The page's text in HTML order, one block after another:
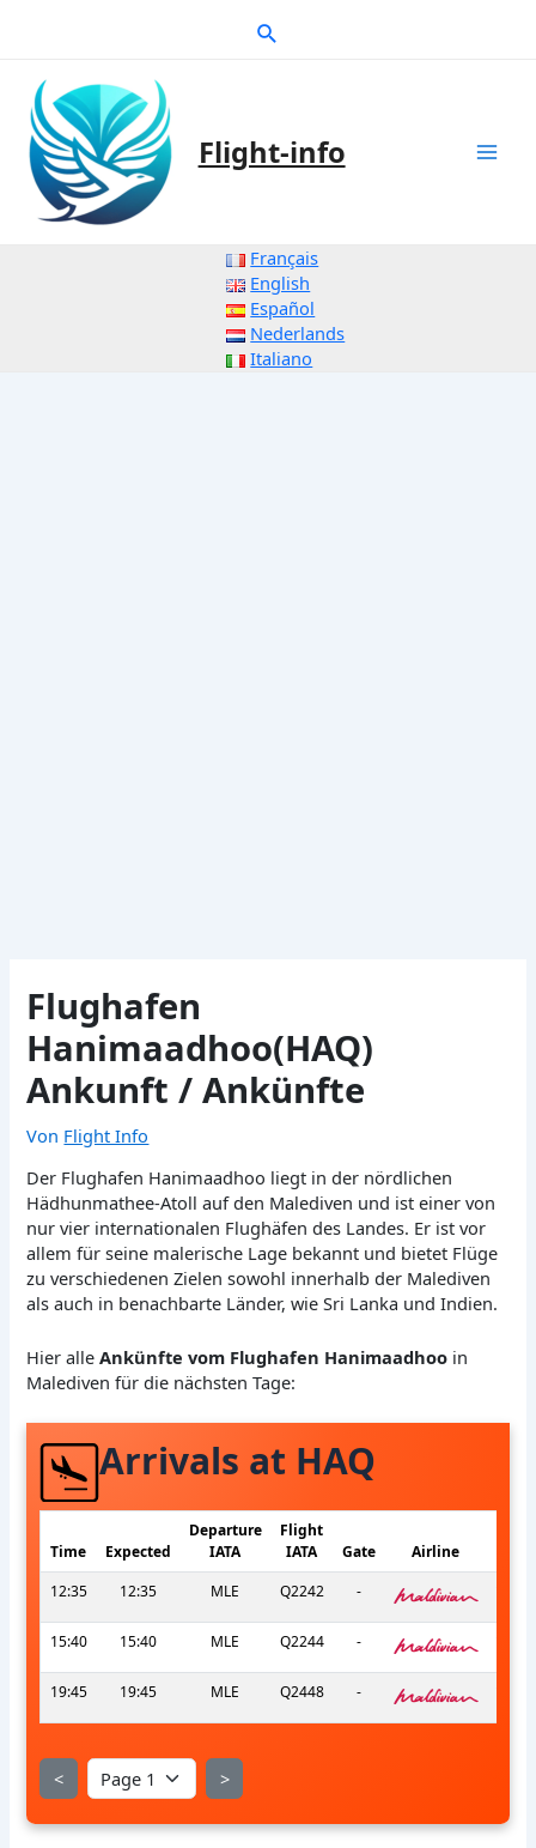
Suche
Flight-info
Français
English
Español
Nederlands
Italiano
Flughafen
Hanimaadhoo(HAQ)
Ankunft / Ankünfte
Von Flight Info
Der Flughafen Hanimaadhoo liegt in der nördlichen
Hädhunmathee-Atoll auf den Malediven und ist einer von
nur vier internationalen Flughäfen des Landes. Er ist vor
allem für seine malerische Lage bekannt und bietet Flüge
zu verschiedenen Zielen sowohl innerhalb der Malediven
als auch in benachbarte Länder, wie Sri Lanka und Indien.
Hier alleAnkünfte vom Flughafen Hanimaadhoo in
Malediven für die nächsten Tage:
Arrivals at HAQ
Time Expected
Departure
IATA
Flight
IATA
Gate
Airline
12:35
12:35 MLE Q2242 -
15:40 15:40 MLE Q2244 -
19:45 19:45 MLE Q2448 -
< >